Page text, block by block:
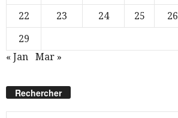
22
23 24 25 26
29
« Jan
Mar »
Rechercher